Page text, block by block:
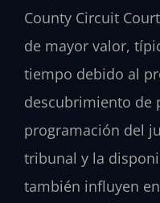
County Circuit
de mayor valor,
tiempo debido al
descubrimiento de
programación del
tribunal y la
también influyen